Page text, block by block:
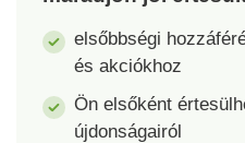
elsőbbségi
és akciókhoz
Ön elsőként
újdonságairól